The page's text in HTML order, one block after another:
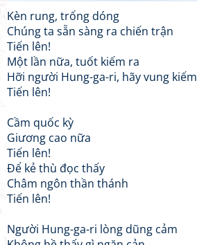
Kèn rung, trống dóng
Chúng ta sẵn sàng ra chiến trận
Tiến lên!
Một lần nữa, tuốt kiếm ra
Hỡi người Hung-ga-ri, hãy vung kiếm
Tiến lên!
Cầm quốc kỳ
Giương cao nữa
Tiến lên!
Để kẻ thù đọc thấy
Châm ngôn thần thánh
Tiến lên!
Người Hung-ga-ri lòng dũng cảm